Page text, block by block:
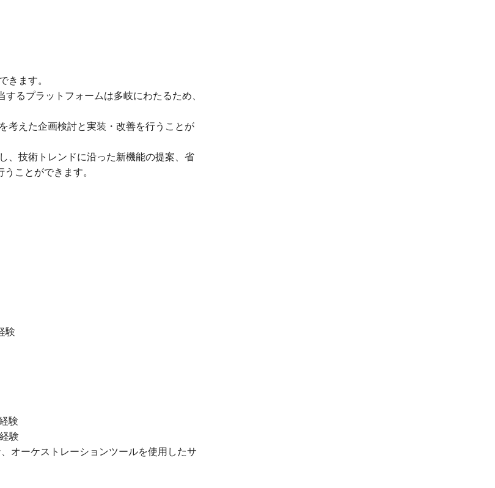
きます。
るプラットフォームは多岐にわたるため、
考えた企画検討と実装・改善を行うことが
、技術トレンドに沿った新機能の提案、省
ことができます。
験
験
験
オーケストレーションツールを使用したサ